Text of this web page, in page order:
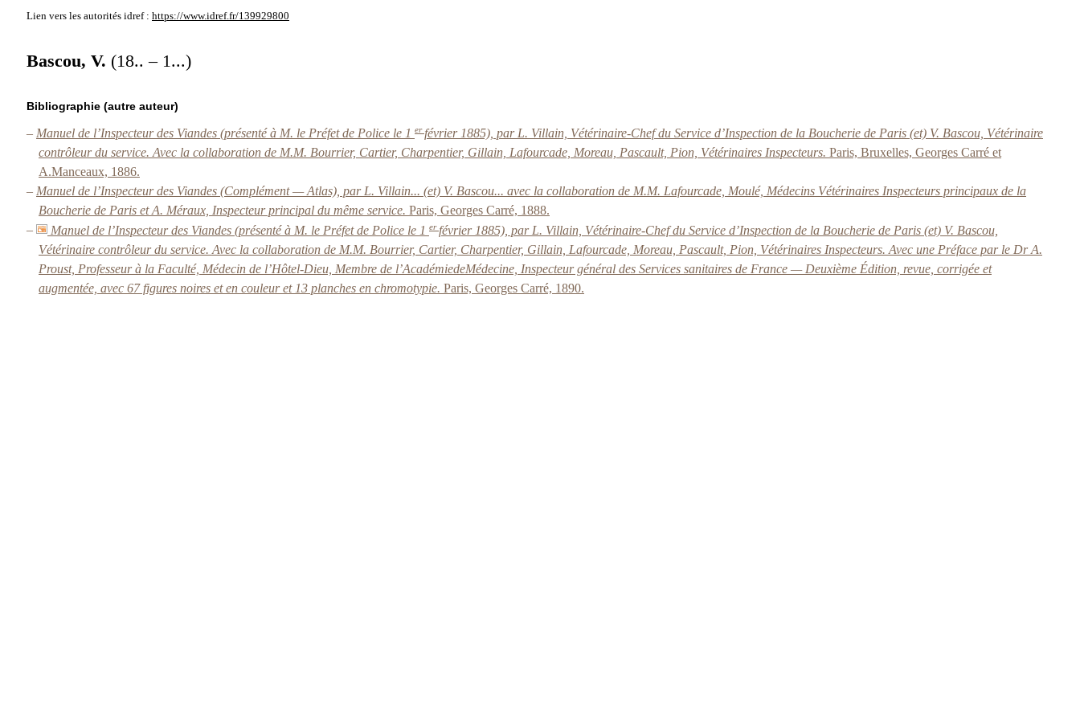
Lien vers les autorités idref : https://www.idref.fr/139929800
Bascou, V. (18.. – 1...)
Bibliographie (autre auteur)
– Manuel de l’Inspecteur des Viandes (présenté à M. le Préfet de Police le 1 er février 1885), par L. Villain, Vétérinaire-Chef du Service d’Inspection de la Boucherie de Paris (et) V. Bascou, Vétérinaire
contrôleur du service. Avec la collaboration de M.M. Bourrier, Cartier, Charpentier, Gillain, Lafourcade, Moreau, Pascault, Pion, Vétérinaires Inspecteurs. Paris, Bruxelles, Georges Carré et
A.Manceaux, 1886.
– Manuel de l’Inspecteur des Viandes (Complément — Atlas), par L. Villain... (et) V. Bascou... avec la collaboration de M.M. Lafourcade, Moulé, Médecins Vétérinaires Inspecteurs principaux de la
Boucherie de Paris et A. Méraux, Inspecteur principal du même service. Paris, Georges Carré, 1888.
–
Manuel de l’Inspecteur des Viandes (présenté à M. le Préfet de Police le 1 er février 1885), par L. Villain, Vétérinaire-Chef du Service d’Inspection de la Boucherie de Paris (et) V. Bascou,
Vétérinaire contrôleur du service. Avec la collaboration de M.M. Bourrier, Cartier, Charpentier, Gillain, Lafourcade, Moreau, Pascault, Pion, Vétérinaires Inspecteurs. Avec une Préface par le Dr A.
Proust, Professeur à la Faculté, Médecin de l’Hôtel-Dieu, Membre de l’AcadémiedeMédecine, Inspecteur général des Services sanitaires de France — Deuxième Édition, revue, corrigée et
augmentée, avec 67 figures noires et en couleur et 13 planches en chromotypie. Paris, Georges Carré, 1890.